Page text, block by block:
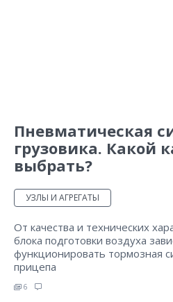
Пневматическая
грузовика. Какой
выбрать?
УЗЛЫ И АГРЕГАТЫ
От качества и технических
блока подготовки воздуха
функционировать тормозная
прицепа
6